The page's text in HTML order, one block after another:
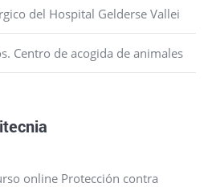
del Hospital Gelderse Vallei
Centro de acogida de animales
online Protección contra